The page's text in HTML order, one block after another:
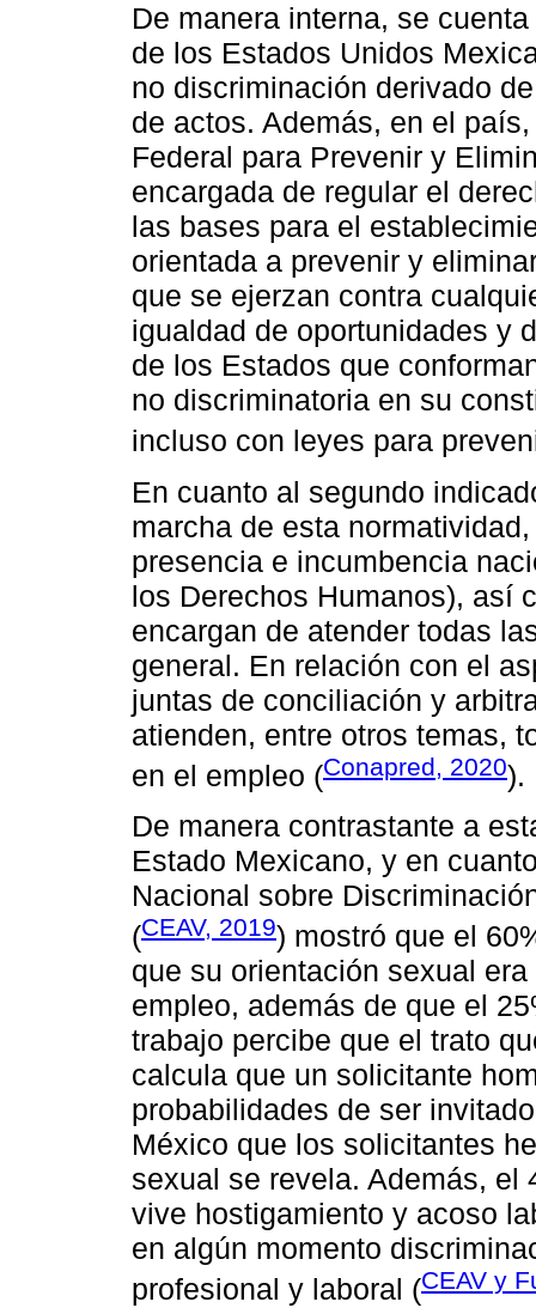
De manera interna, se
de los Estados Unidos
no discriminación derivado
de actos. Además, en el
Federal para Prevenir y
encargada de regular el
las bases para el
orientada a prevenir y
que se ejerzan contra
igualdad de oportunidades y
de los Estados que
no discriminatoria en su
incluso con leyes para
En cuanto al segundo
marcha de esta
presencia e incumbencia
los Derechos Humanos), así
encargan de atender todas
general. En relación con el
juntas de conciliación y
atienden, entre otros temas,
en el empleo (Conapred, 2020).
De manera contrastante a
Estado Mexicano, y en
Nacional sobre
(CEAV, 2019) mostró que el
que su orientación sexual
empleo, además de que el
trabajo percibe que el trato
calcula que un solicitante
probabilidades de ser
México que los solicitantes
sexual se revela. Además, el
vive hostigamiento y acoso
en algún momento
profesional y laboral (CEAV y